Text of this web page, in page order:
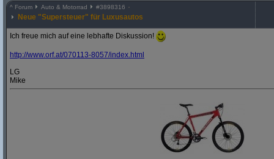
^ Forum Auto & Motorrad #3898316
Neue "Supersteuer" für Luxusautos
Ich freue mich auf eine lebhafte Diskussion!
http://www.orf.at/070113-8057/index.html
LG
Mike